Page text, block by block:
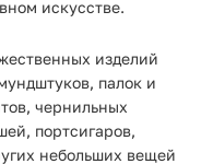
искусстве.
изделий
палок и
чернильных
портсигаров,
небольших вещей